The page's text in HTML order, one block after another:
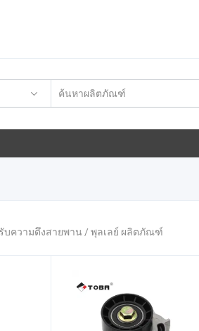
บความตึงสายพาน / พุลเลย์ ผลิตภัณฑ์